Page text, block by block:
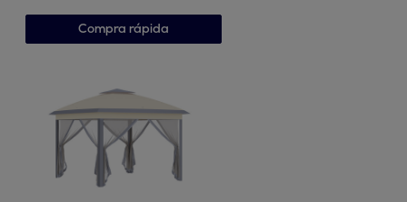
Lateral, Mesa Centro de
Vidrio BeigeCompra rápida